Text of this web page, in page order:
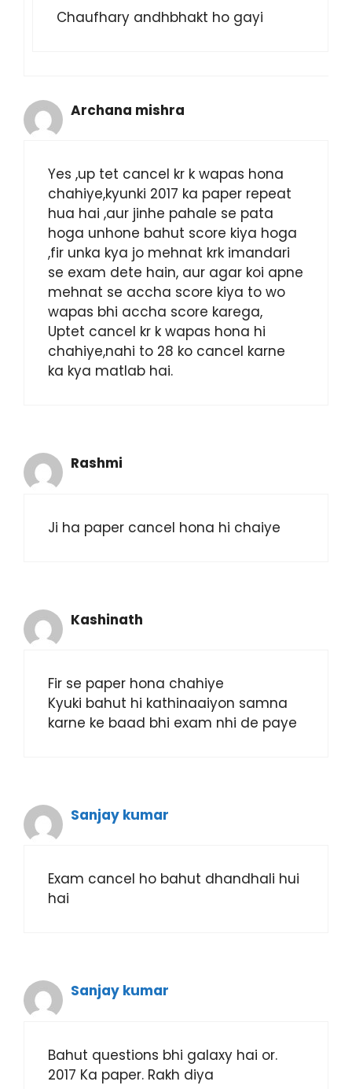
Chaufhary andhbhakt ho gayi
Archana mishra
Yes ,up tet cancel kr k wapas hona
chahiye,kyunki 2017 ka paper repeat
hua hai ,aur jinhe pahale se pata
hoga unhone bahut score kiya hoga
,fir unka kya jo mehnat krk imandari
se exam dete hain, aur agar koi apne
mehnat se accha score kiya to wo
wapas bhi accha score karega,
Uptet cancel kr k wapas hona hi
chahiye,nahi to 28 ko cancel karne
ka kya matlab hai.
Rashmi
Ji ha paper cancel hona hi chaiye
Kashinath
Fir se paper hona chahiye
Kyuki bahut hi kathinaaiyon samna
karne ke baad bhi exam nhi de paye
Sanjay kumar
Exam cancel ho bahut dhandhali hui
hai
Sanjay kumar
Bahut questions bhi galaxy hai or.
2017 Ka paper. Rakh diya